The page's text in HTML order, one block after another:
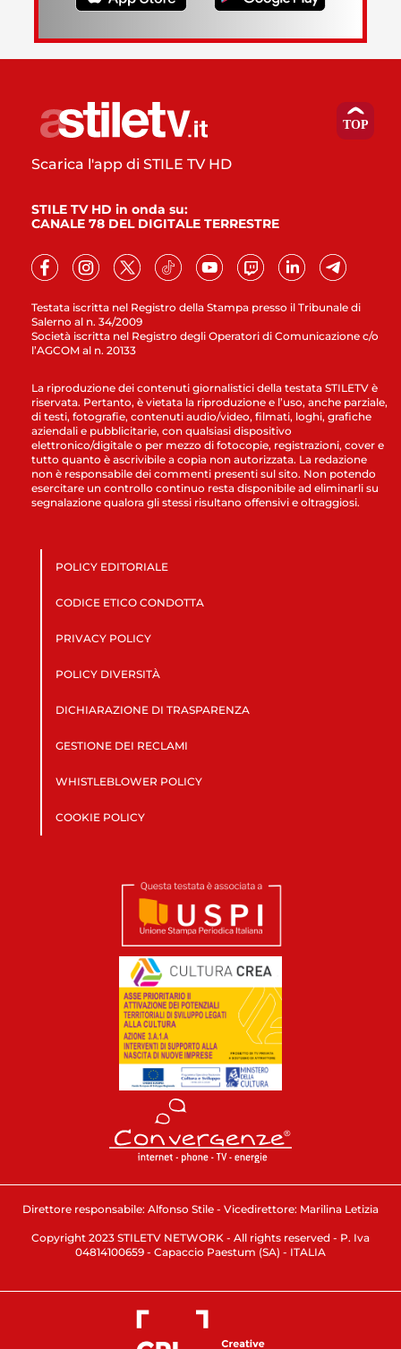
Testata iscritta nel Registro della Stampa presso il Tribunale di
Salerno al n. 34/2009
Società iscritta nel Registro degli Operatori di Comunicazione c/o
l’AGCOM al n. 20133
Scarica l'app di STILE TV HD
STILE TV HD in onda su:
CANALE 78 DEL DIGITALE TERRESTRE
La riproduzione dei contenuti giornalistici della testata STILETV è
riservata. Pertanto, è vietata la riproduzione e l’uso, anche parziale,
di testi, fotografie, contenuti audio/video, filmati, loghi, grafiche
aziendali e pubblicitarie, con qualsiasi dispositivo
elettronico/digitale o per mezzo di fotocopie, registrazioni, cover e
tutto quanto è ascrivibile a copia non autorizzata. La redazione
non è responsabile dei commenti presenti sul sito. Non potendo
esercitare un controllo continuo resta disponibile ad eliminarli su
segnalazione qualora gli stessi risultano offensivi e oltraggiosi.
POLICY EDITORIALE
CODICE ETICO CONDOTTA
PRIVACY POLICY
POLICY DIVERSITÀ
DICHIARAZIONE DI TRASPARENZA
GESTIONE DEI RECLAMI
WHISTLEBLOWER POLICY
COOKIE POLICY
Direttore responsabile: Alfonso Stile - Vicedirettore: Marilina Letizia
Copyright 2023 STILETV NETWORK - All rights reserved - P. Iva
04814100659 - Capaccio Paestum (SA) - ITALIA